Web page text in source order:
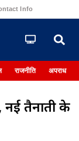
Info
राजनीति अपराध
नई तैनाती के